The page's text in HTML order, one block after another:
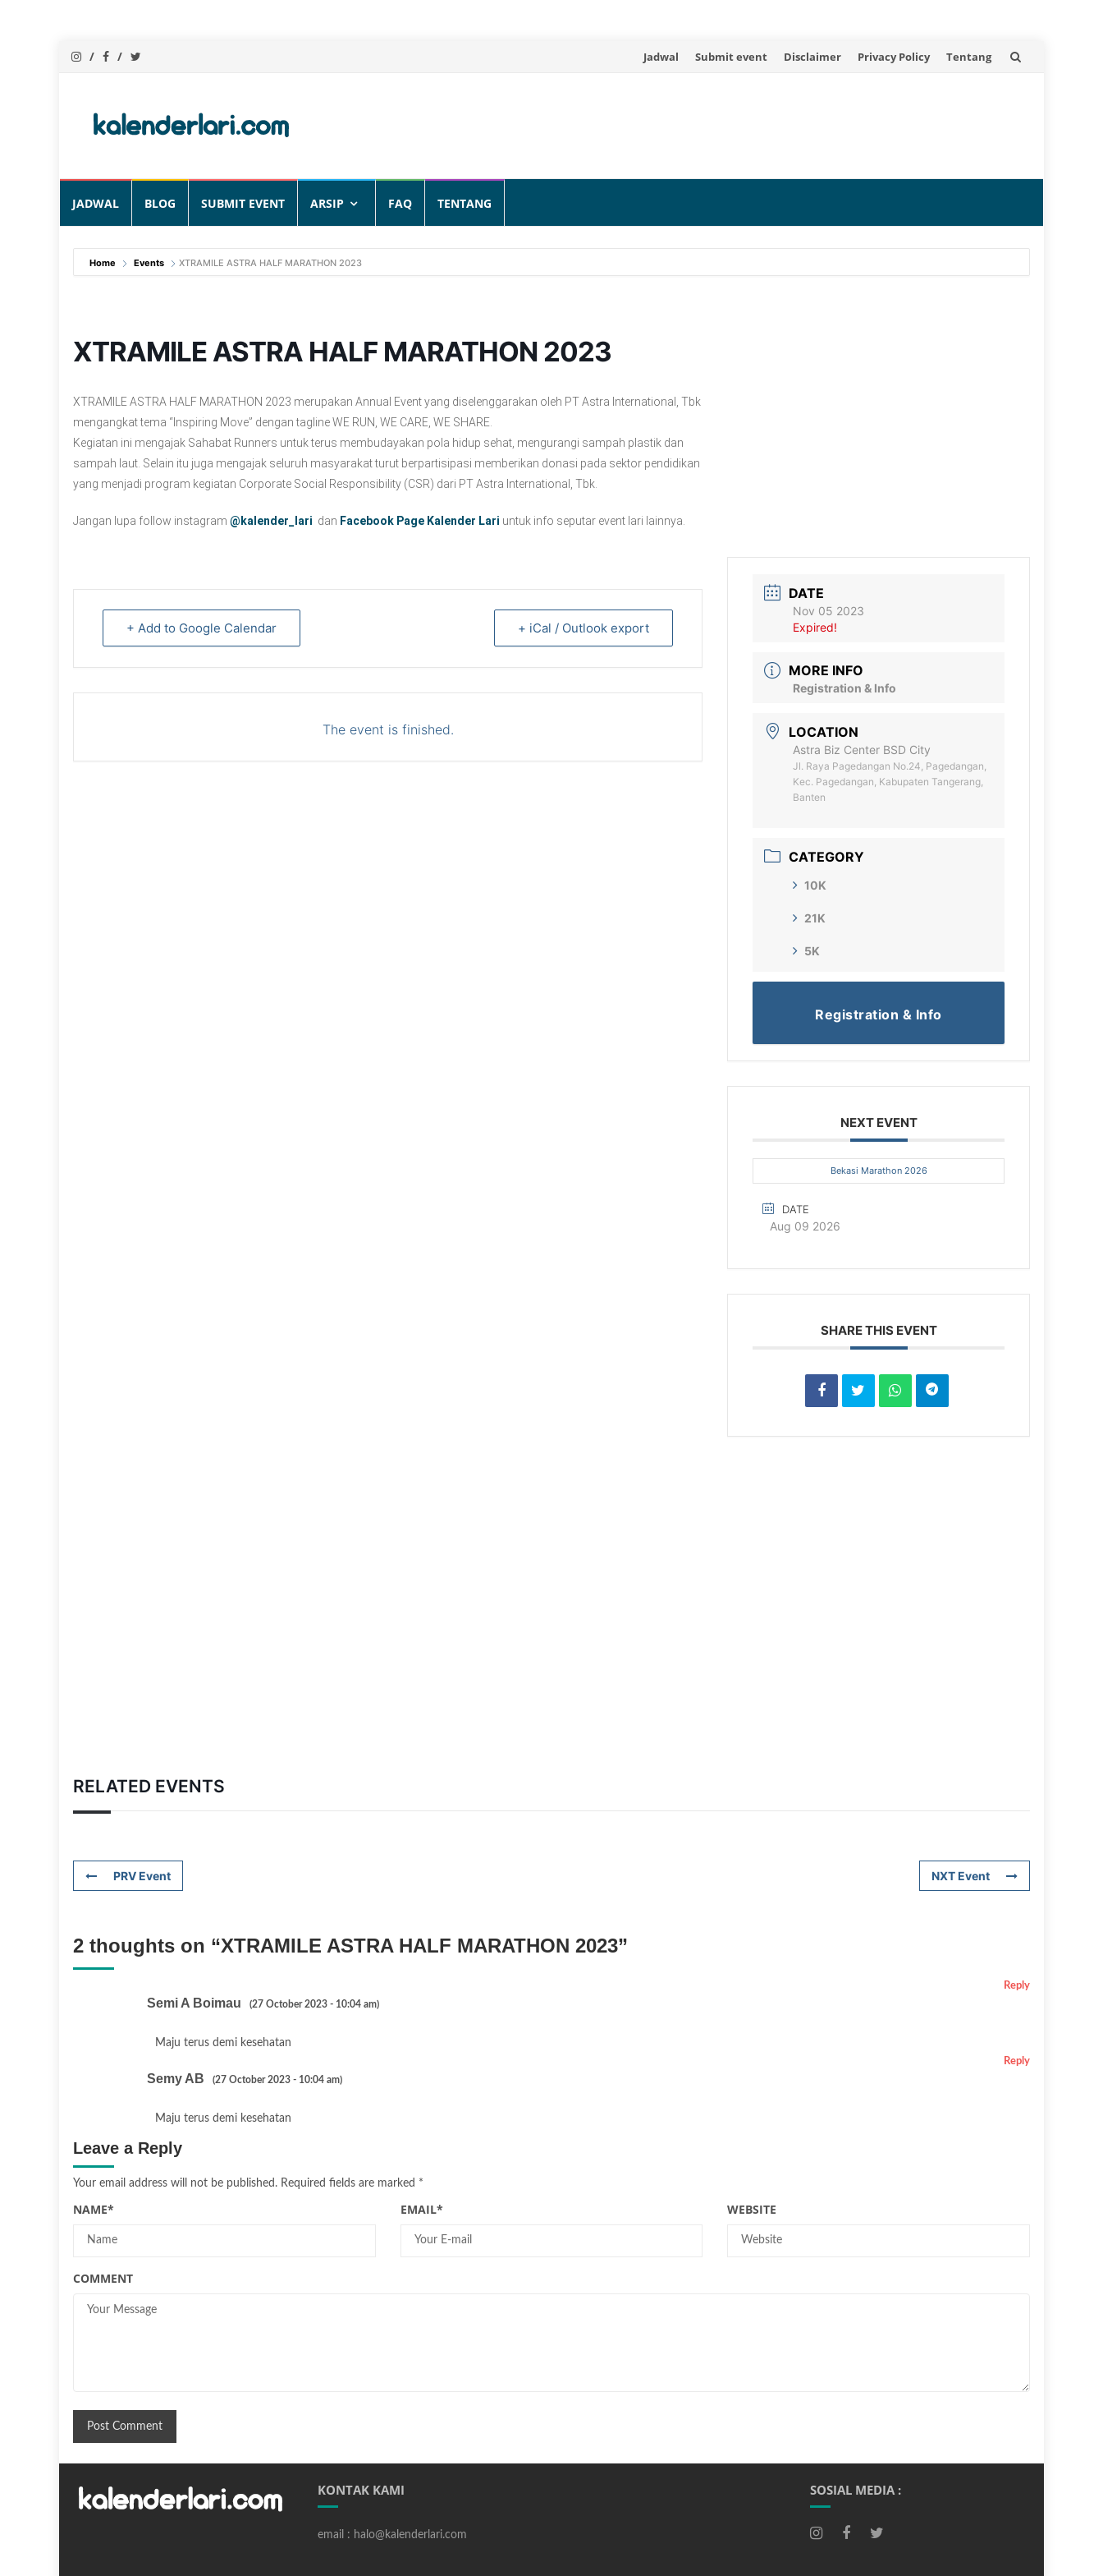
Skip
Jadwal Submit event Disclaimer Privacy Policy Tentang
content
JADWAL BLOG SUBMIT EVENT ARSIP FAQ TENTANG
Home Events XTRAMILE ASTRA HALF MARATHON 2023
XTRAMILE ASTRA HALF MARATHON 2023
XTRAMILE ASTRA HALF MARATHON 2023 merupakan Annual Event yang diselenggarakan oleh PT Astra International, Tbk
mengangkat tema “Inspiring Move” dengan tagline WE RUN, WE CARE, WE SHARE.
Kegiatan ini mengajak Sahabat Runners untuk terus membudayakan pola hidup sehat, mengurangi sampah plastik dan
sampah laut. Selain itu juga mengajak seluruh masyarakat turut berpartisipasi memberikan donasi pada sektor pendidikan
yang menjadi program kegiatan Corporate Social Responsibility (CSR) dari PT Astra International, Tbk.
Jangan lupa follow instagram @kalender_lari dan Facebook Page Kalender Lari untuk info seputar event lari lainnya.
+ Add to Google Calendar + iCal / Outlook export
The event is finished.
DATE
Nov 05 2023
Expired!
MORE INFO
Registration & Info
LOCATION
Astra Biz Center BSD City
Jl. Raya Pagedangan No.24, Pagedangan,
Kec. Pagedangan, Kabupaten Tangerang,
Banten
CATEGORY
10K
21K
5K
Registration & Info
NEXT EVENT
Bekasi Marathon 2026
DATE
Aug 09 2026
SHARE THIS EVENT
RELATED EVENTS
PRV Event NXT Event
2 thoughts on “XTRAMILE ASTRA HALF MARATHON 2023”
Semi A Boimau (27 October 2023 - 10:04 am)
Reply
Maju terus demi kesehatan
Semy AB (27 October 2023 - 10:04 am)
Reply
Maju terus demi kesehatan
Leave a Reply
Your email address will not be published. Required fields are marked *
NAME* EMAIL* WEBSITE
COMMENT
KONTAK KAMI
email : halo@kalenderlari.com
SOSIAL MEDIA :